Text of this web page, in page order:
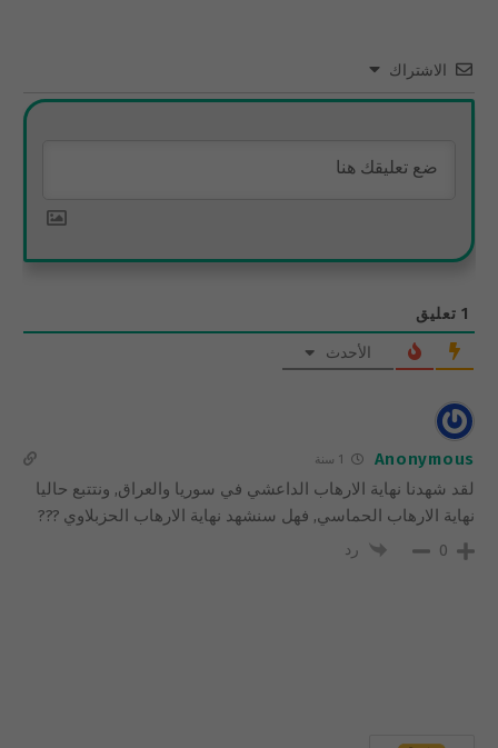
الاشتراك
1 تعليق
الأحدث
Anonymous
لقد شهدنا نهاية الارهاب الداعشي في سوريا والعراق, ونتتبع حاليا
نهاية الارهاب الحماسي, فهل سنشهد نهاية الارهاب الحزبلاوي ???
0 رد